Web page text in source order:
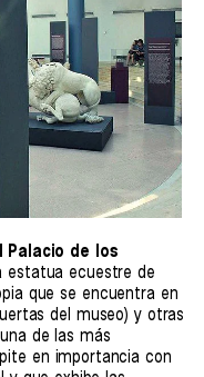
Palacio de los
estatua ecuestre de
que se encuentra en
del museo) y otras
de las más
en importancia con